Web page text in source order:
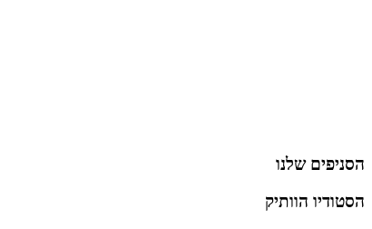
הסניפים שלנו
הסטודיו הוותיק